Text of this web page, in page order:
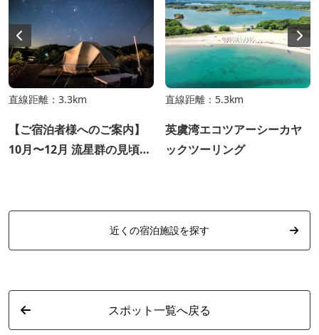
直線距離：3.3km
【ご宿泊者様へのご案内】
10月〜12月 流星群の見頃に
直線距離：5.3km
英虞湾エコツアーシーカヤ
ックツーリング
近くの宿泊施設を探す
スポット一覧へ戻る